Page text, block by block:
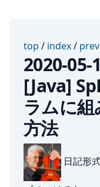
top / index/ prev
2020-
[Java]
ラムに
方法
日記形